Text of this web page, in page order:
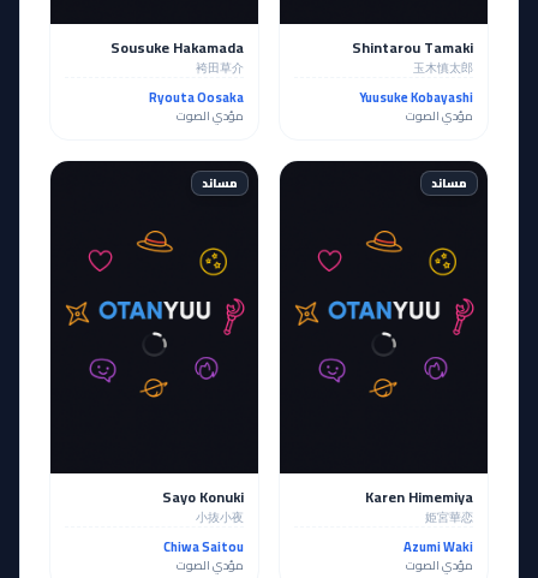
Shintarou Tamaki
玉木慎太郎
Yuusuke Kobayashi
مؤدي الصوت
Sousuke Hakamada
袴田草介
Ryouta Oosaka
مؤدي الصوت
مساند
Karen Himemiya
姫宮華恋
Azumi Waki
مؤدي الصوت
مساند
Sayo Konuki
小抜小夜
Chiwa Saitou
مؤدي الصوت